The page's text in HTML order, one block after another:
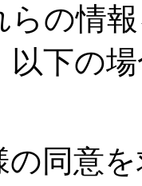
らの情
以下の
の同意